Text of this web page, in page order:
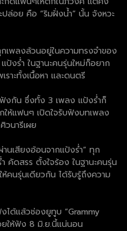
ล่อย คือ “ริมฝั่งน้ำ” นั้น จังหวะ
เพลงล้วนอยู่ในความทรงจำของ
ร่ำ ในฐานะคนรุ่นใหม่ก็อยาก
ราะทั้งเนื้อหา และดนตรี
งกัน ซึ่งทั้ง 3 เพลง แป้งร่ำก็
ห้แฟนๆ เปิดใจรับฟังบทเพลง
นารีเผย
นเสียงอ้อนจากแป้งร่ำ” ทุก
คัดสรร ตั้งใจร้อง ในฐานะคนรุ่น
ห้คนรุ่นเดียวกัน ได้รับรู้ถึงความ
ได้แล้วช่องยูทูบ “Grammy
ให้ฟัง 8 มิ.ย.นี้แน่นอน